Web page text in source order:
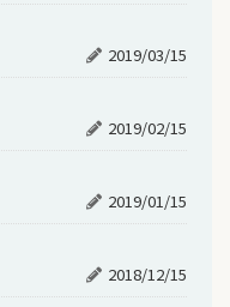
2019/03/15
2019/02/15
2019/01/15
2018/12/15